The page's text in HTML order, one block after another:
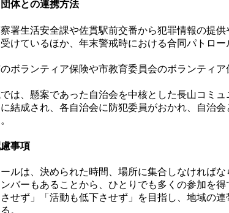
体との連携方法
察署生活安全課や佐貫駅前交番から犯罪情報の提
けているほか、年末警戒時における合同パトロー
のボランティア保険や市教育委員会のボランティ
では、懸案であった自治会を中核とした長山コミ
結成され、各自治会に防犯委員がおかれ、自治
事項
ルは、決められた時間、場所に集合しなければな
バーもあることから、ひとりでも多くの参加を得
せず」「活動も低下させず」を目指し、地域の連
。